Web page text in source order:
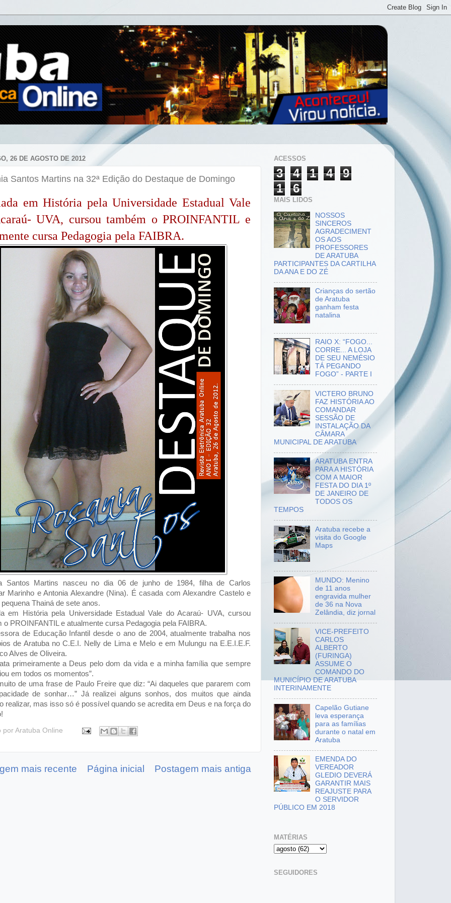
26 DE AGOSTO DE 2012
Santos Martins na 32ª Edição do Destaque de Domingo
em História pela Universidade Estadual Vale
UVA, cursou também o PROINFANTIL e
cursa Pedagogia pela FAIBRA.
Santos Martins nasceu no dia 06 de junho de 1984, filha de Carlos
Marinho e Antonia Alexandre (Nina). É casada com Alexandre Castelo e
Thainá de sete anos.
em História pela Universidade Estadual Vale do Acaraú- UVA, cursou
o PROINFANTIL e atualmente cursa Pedagogia pela FAIBRA.
de Educação Infantil desde o ano de 2004, atualmente trabalha nos
de Aratuba no C.E.I. Nelly de Lima e Melo e em Mulungu na E.E.I.E.F.
Alves de Oliveira.
primeiramente a Deus pelo dom da vida e a minha família que sempre
em todos os momentos”.
de uma frase de Paulo Freire que diz: “Ai daqueles que pararem com
de sonhar…” Já realizei alguns sonhos, dos muitos que ainda
realizar, mas isso só é possível quando se acredita em Deus e na força do
por Aratuba Online
mais recente Postagem mais antiga
Página inicial
ACESSOS
3 4 1 4
9
1
6
MAIS LIDOS
NOSSOS
SINCEROS
AGRADECIMENT
OS AOS
PROFESSORES
DE ARATUBA
PARTICIPANTES DA CARTILHA
DA ANA E DO ZÉ
Crianças do sertão
de Aratuba
ganham festa
natalina
RAIO X: “FOGO...
CORRE... A LOJA
DE SEU NEMÉSIO
TÁ PEGANDO
FOGO” - PARTE I
VICTERO BRUNO
FAZ HISTÓRIA AO
COMANDAR
SESSÃO DE
INSTALAÇÃO DA
CÂMARA
MUNICIPAL DE ARATUBA
ARATUBA ENTRA
PARA A HISTÓRIA
COM A MAIOR
FESTA DO DIA 1º
DE JANEIRO DE
TODOS OS
TEMPOS
Aratuba recebe a
visita do Google
Maps
MUNDO: Menino
de 11 anos
engravida mulher
de 36 na Nova
Zelândia, diz jornal
VICE-PREFEITO
CARLOS
ALBERTO
(FURINGA)
ASSUME O
COMANDO DO
MUNICÍPIO DE ARATUBA
INTERINAMENTE
Capelão Gutiane
leva esperança
para as famílias
durante o natal em
Aratuba
EMENDA DO
VEREADOR
GLEDIO DEVERÁ
GARANTIR MAIS
REAJUSTE PARA
O SERVIDOR
PÚBLICO EM 2018
MATÉRIAS
SEGUIDORES